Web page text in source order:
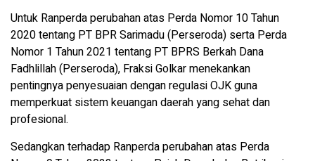
Untuk Ranperda perubahan atas Perda Nomor 10 Tahun
2020 tentang PT BPR Sarimadu (Perseroda) serta Perda
Nomor 1 Tahun 2021 tentang PT BPRS Berkah Dana
Fadhlillah (Perseroda), Fraksi Golkar menekankan
pentingnya penyesuaian dengan regulasi OJK guna
memperkuat sistem keuangan daerah yang sehat dan
profesional.
Sedangkan terhadap Ranperda perubahan atas Perda